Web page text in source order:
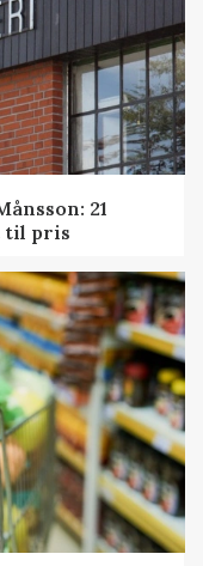
21
til pris